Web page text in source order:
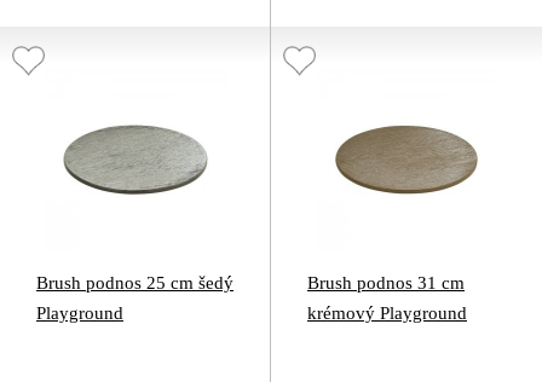
Brush podnos 25 cm šedý
Playground
Brush podnos 31 cm
krémový Playground